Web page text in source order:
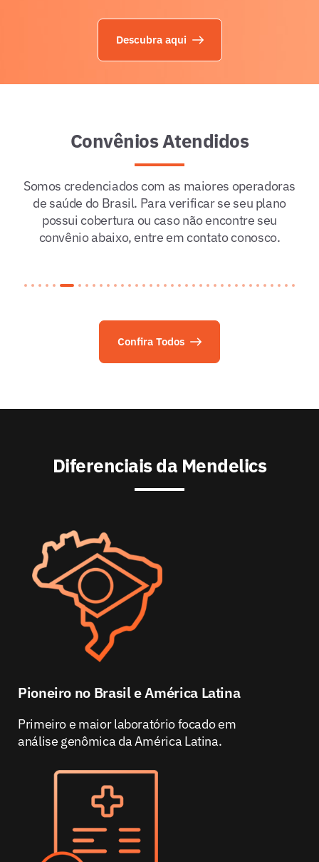
Descubra aqui
Convênios Atendidos
Somos credenciados com as maiores operadoras
de saúde do Brasil. Para verificar se seu plano
possui cobertura ou caso não encontre seu
convênio abaixo, entre em contato conosco.
Confira Todos
Diferenciais da Mendelics
Pioneiro no Brasil e América Latina
Primeiro e maior laboratório focado em
análise genômica da América Latina.